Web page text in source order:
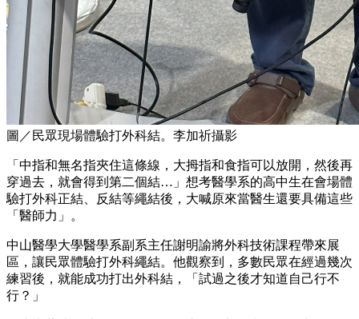
圖／民眾現場體驗打外科結。李加祈攝影
「中指和無名指夾住這條線，大拇指和食指可以放開，然後再
穿過去，就會得到第二個結…」想考醫學系的高中生在會場體
驗打外科正結、反結等繩結後，大喊原來當醫生還要具備這些
「醫師力」。
中山醫學大學醫學系副系主任謝明諭將外科技術課程帶來展
區，讓民眾體驗打外科繩結。他觀察到，多數民眾在經過幾次
練習後，就能成功打出外科結，「試過之後才知道自己行不
行？」